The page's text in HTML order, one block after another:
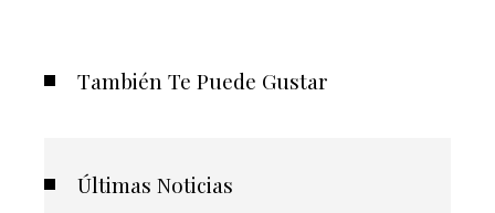
También Te Puede Gustar
Últimas Noticias